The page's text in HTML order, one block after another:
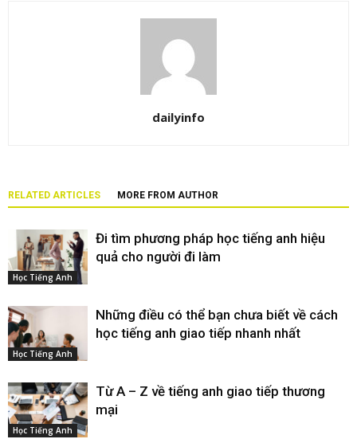
dailyinfo
RELATED ARTICLES MORE FROM AUTHOR
Học Tiếng Anh
Đi tìm phương pháp học tiếng anh hiệu
quả cho người đi làm
Học Tiếng Anh
Những điều có thể bạn chưa biết về cách
học tiếng anh giao tiếp nhanh nhất
Học Tiếng Anh
Từ A – Z về tiếng anh giao tiếp thương
mại